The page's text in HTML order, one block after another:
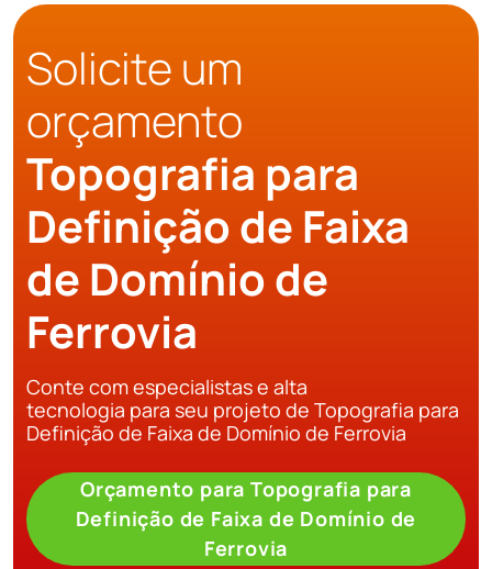
Solicite um
orçamento
Topografia para
Definição de Faixa
de Domínio de
Ferrovia
Conte com especialistas e alta
tecnologia para seu projeto de Topografia para
Definição de Faixa de Domínio de Ferrovia
Orçamento para Topografia para
Definição de Faixa de Domínio de
Ferrovia